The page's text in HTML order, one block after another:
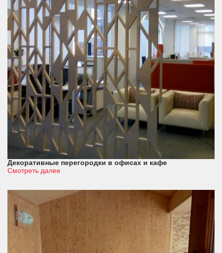
Декоративные перегородки в офисах и кафе
Смотреть далее